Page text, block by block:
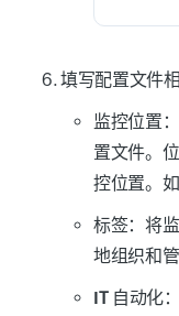
填写配置文件
监控位置
置文件。
控位置。
标签： 将
地组织和
IT 自动化